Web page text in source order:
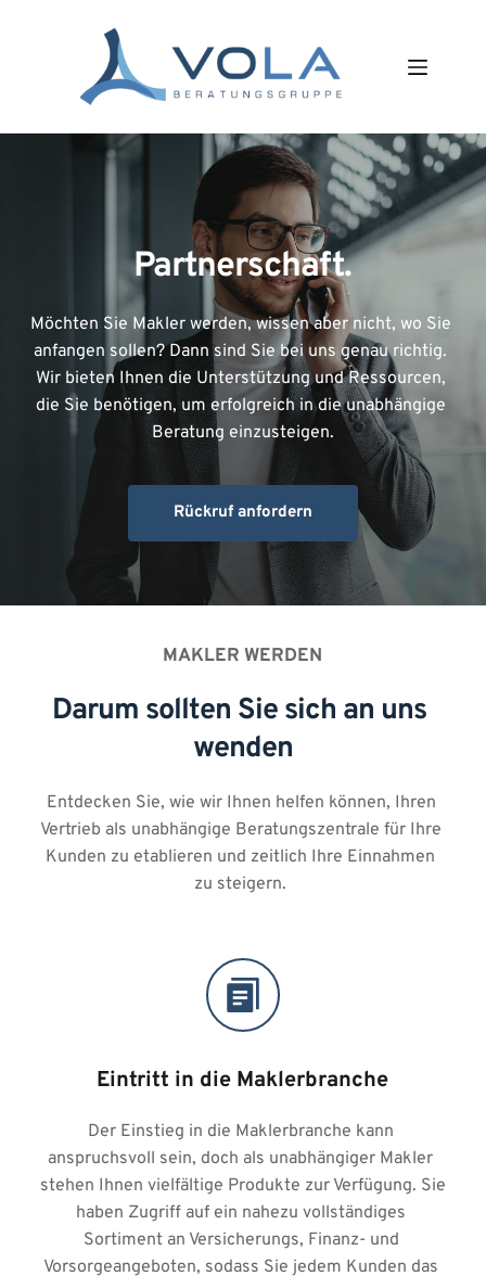
Partnerschaft.
Möchten Sie Makler werden, wissen aber nicht, wo Sie
anfangen sollen? Dann sind Sie bei uns genau richtig.
Wir bieten Ihnen die Unterstützung und Ressourcen,
die Sie benötigen, um erfolgreich in die unabhängige
Beratung einzusteigen.
Rückruf anfordern
MAKLER WERDEN
Darum sollten Sie sich an uns
wenden
Entdecken Sie, wie wir Ihnen helfen können, Ihren
Vertrieb als unabhängige Beratungszentrale für Ihre
Kunden zu etablieren und zeitlich Ihre Einnahmen
zu steigern.
Eintritt in die Maklerbranche
Der Einstieg in die Maklerbranche kann
anspruchsvoll sein, doch als unabhängiger Makler
stehen Ihnen vielfältige Produkte zur Verfügung. Sie
haben Zugriff auf ein nahezu vollständiges
Sortiment an Versicherungs, Finanz- und
Vorsorgeangeboten, sodass Sie jedem Kunden das